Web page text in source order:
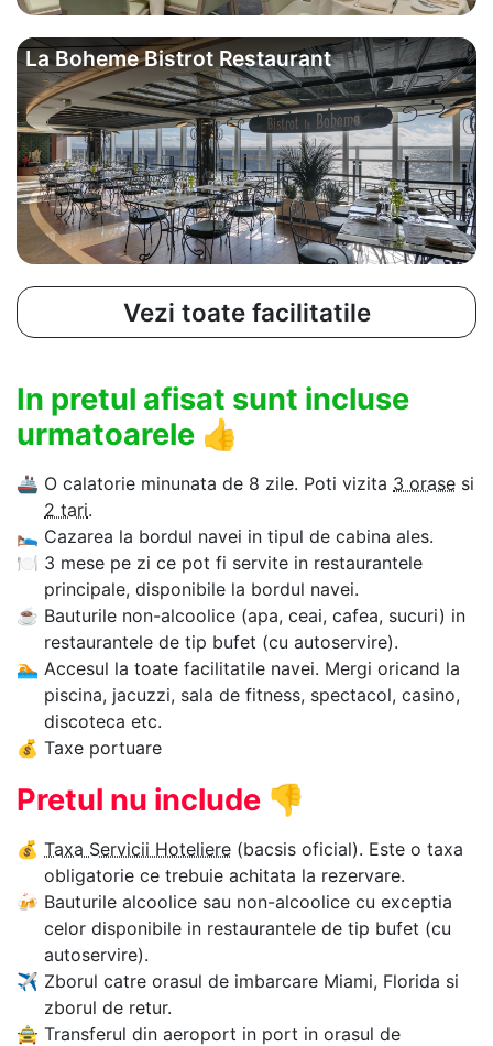
La Boheme Bistrot Restaurant
Vezi toate facilitatile
In pretul afisat sunt incluse
urmatoarele 👍
🚢 O calatorie minunata de 8 zile. Poti vizita 3 orase si
2 tari.
🛌 Cazarea la bordul navei in tipul de cabina ales.
🍽 3 mese pe zi ce pot fi servite in restaurantele
principale, disponibile la bordul navei.
☕ Bauturile non-alcoolice (apa, ceai, cafea, sucuri) in
restaurantele de tip bufet (cu autoservire).
🏊‍ Accesul la toate facilitatile navei. Mergi oricand la
piscina, jacuzzi, sala de fitness, spectacol, casino,
discoteca etc.
💰 Taxe portuare
Pretul nu include 👎
💰 Taxa Servicii Hoteliere (bacsis oficial). Este o taxa
obligatorie ce trebuie achitata la rezervare.
🍻 Bauturile alcoolice sau non-alcoolice cu exceptia
celor disponibile in restaurantele de tip bufet (cu
autoservire).
✈ Zborul catre orasul de imbarcare Miami, Florida si
zborul de retur.
🚖 Transferul din aeroport in port in orasul de